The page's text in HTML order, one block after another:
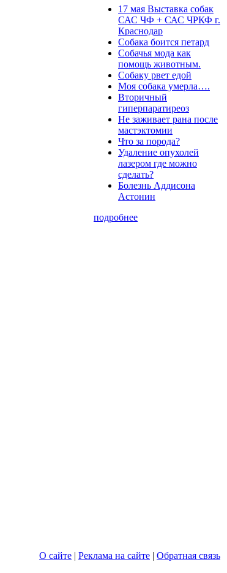
17 мая Выставка собак
САС ЧФ + САС ЧРКФ г.
Краснодар
Собака боится петард
Собачья мода как
помощь животным.
Собаку рвет едой
Моя собака умерла….
Вторичный
гиперпаратиреоз
Не заживает рана после
мастэктомии
Что за порода?
Удаление опухолей
лазером где можно
сделать?
Болезнь Аддисона
Астонин
подробнее
О сайте | Реклама на сайте | Обратная связь